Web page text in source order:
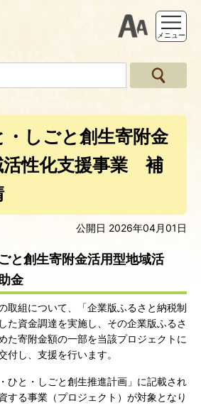
支援ツー
メニュー
・しごと創生寄附金
活性化支援事業 補
公開日 2026年04月01日
と創生寄附金活用型地域活
金
取組について、「企業版ふるさと納税制
た資金調達を実施し、その企業版ふるさ
た寄附金額の一部を当該プロジェクトに
付し、支援を行います。
ひと・しごと創生推進計画」に記載され
する事業（プロジェクト）が対象となり